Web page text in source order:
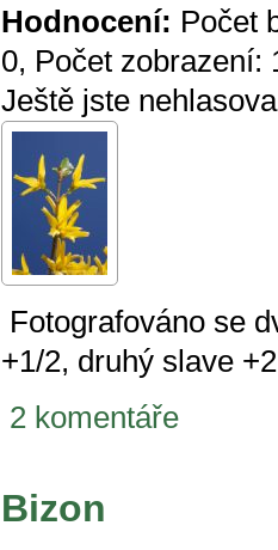
Hodnocení: Počet
0, Počet zobrazení:
Ještě jste
Fotografováno se
+1/2, druhý slave
2 komentáře
Bizon